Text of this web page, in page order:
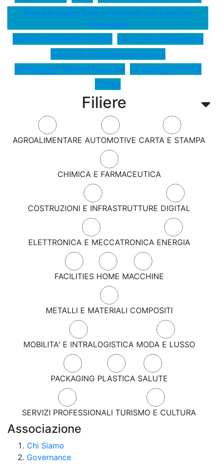
Filiere
AGROALIMENTARE AUTOMOTIVE CARTA E STAMPA
CHIMICA E FARMACEUTICA
COSTRUZIONI E INFRASTRUTTURE DIGITAL
ELETTRONICA E MECCATRONICA ENERGIA
FACILITIES HOME MACCHINE
METALLI E MATERIALI COMPOSITI
MOBILITA' E INTRALOGISTICA MODA E LUSSO
PACKAGING PLASTICA SALUTE
SERVIZI PROFESSIONALI TURISMO E CULTURA
Ruote e supporti per macchinari per il settore
alimentare
Ruote in poliuretani elastici Ruote per intralogistica
Ruote per macchine lavasciuga
Stampaggio Materie Plastiche Stampaggio metalli
Stampi
Associazione
Chi Siamo
Governance